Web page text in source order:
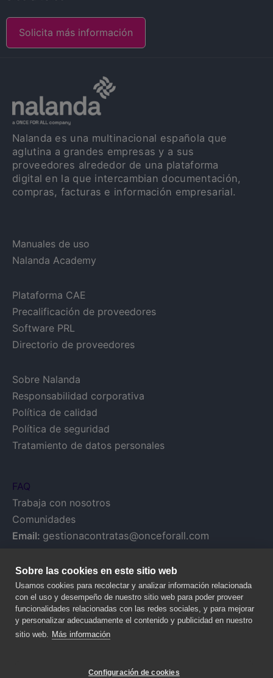
Solicita más información
Nalanda es una multinacional española que
aglutina a grandes empresas y a sus
proveedores alrededor de una plataforma
digital en la que intercambian documentación,
compras, facturas e información empresarial.
Manuales de uso
Nalanda Academy
Plataforma CAE
Precalificación de proveedores
Software PRL
Directorio de proveedores
Sobre Nalanda
Responsabilidad corporativa
Política de calidad
Política de seguridad
Tratamiento de datos personales
FAQ
Trabaja con nosotros
Comunidades
Email: gestionacontratas@onceforall.com
Sobre las cookies en este sitio web
Usamos cookies para recolectar y analizar información relacionada
con el uso y desempeño de nuestro sitio web para poder proveer
funcionalidades relacionadas con las redes sociales, y para mejorar
y personalizar adecuadamente el contenido y publicidad en nuestro
sitio web. Más información
Configuración de cookies